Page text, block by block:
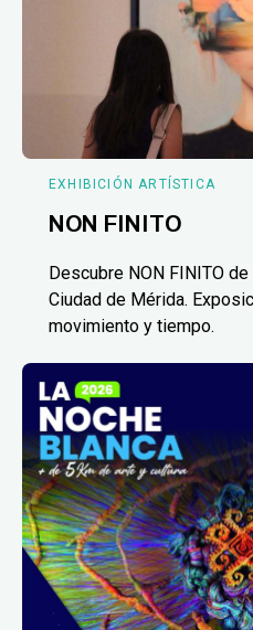
EXHIBICIÓN ARTÍSTICA
NON FINITO
Descubre NON FINITO
Ciudad de Mérida.
movimiento y tiempo.